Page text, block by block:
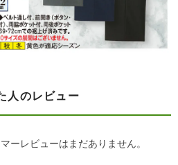
人のレビュー
ーレビューはまだありません。